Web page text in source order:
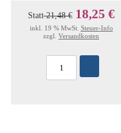
Statt21,48 € 18,25 €
inkl. 19 % MwSt. Steuer-Info
zzgl. Versandkosten